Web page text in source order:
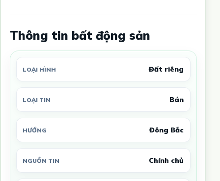
Thông tin bất động sản
LOẠI HÌNH Đất riêng
LOẠI TIN Bán
HƯỚNG Đông Bắc
NGUỒN TIN Chính chủ